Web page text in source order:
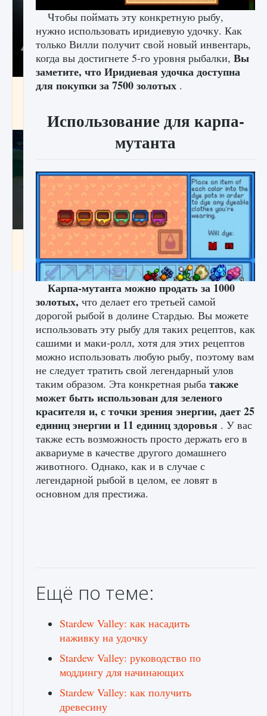
Все новые функции Ultimate Team в EA FC
9 августа 2024 1 297 0 0
Как включить чат в Fortnite
9 августа 2024 1 335 0 0
Чтобы поймать эту конкретную рыбу,
нужно использовать иридиевую удочку. Как
только Вилли получит свой новый инвентарь,
когда вы достигнете 5-го уровня рыбалки, Вы
заметите, что Иридиевая удочка доступна
для покупки за 7500 золотых .
Использование для карпа-
мутанта
Карпа-мутанта можно продать за 1000
золотых, что делает его третьей самой
дорогой рыбой в долине Стардью. Вы можете
использовать эту рыбу для таких рецептов, как
сашими и маки-ролл, хотя для этих рецептов
можно использовать любую рыбу, поэтому вам
не следует тратить свой легендарный улов
таким образом. Эта конкретная рыба также
может быть использован для зеленого
красителя и, с точки зрения энергии, дает 25
единиц энергии и 11 единиц здоровья . У вас
также есть возможность просто держать его в
аквариуме в качестве другого домашнего
животного. Однако, как и в случае с
легендарной рыбой в целом, ее ловят в
основном для престижа.
Ещё по теме:
Stardew Valley: как насадить
наживку на удочку
Stardew Valley: руководство по
моддингу для начинающих
Stardew Valley: как получить
древесину